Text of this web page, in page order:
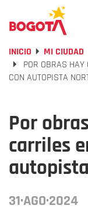
INICIO MI CIUDAD
POR OBRAS
CON AUTOPISTA
Por
carriles
31·AGO·2024